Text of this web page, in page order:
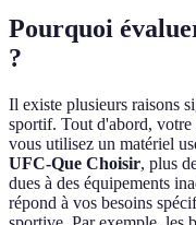
Pourquoi
?
Il existe plusieurs raisons
sportif. Tout d'abord, votre
vous utilisez un matériel
UFC-Que Choisir, plus
dues à des équipements
répond à vos besoins